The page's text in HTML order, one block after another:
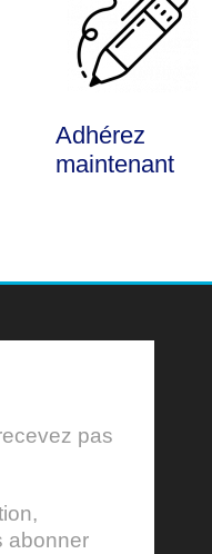
Adhérez
maintenant
pas
abonner